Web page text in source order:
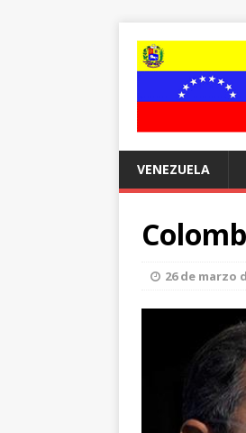
VENEZUELA
26 de marzo